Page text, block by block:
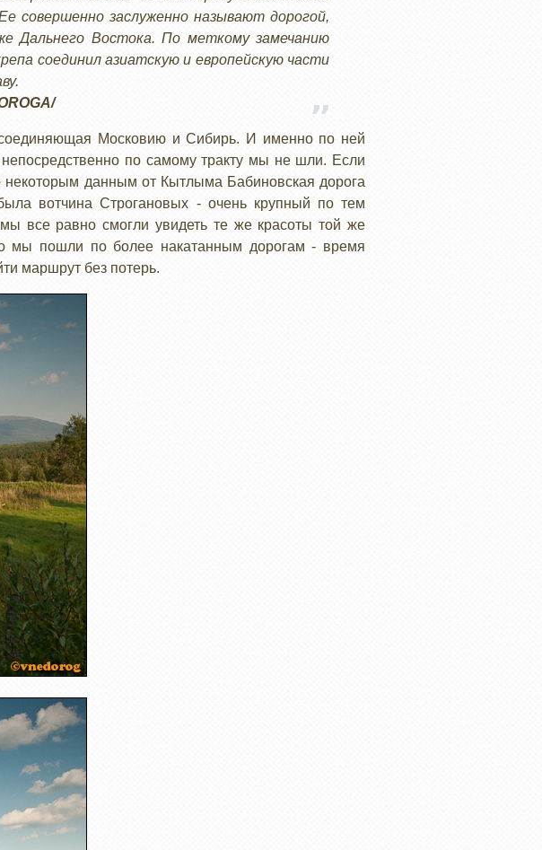
совершенно заслуженно называют дорогой,
Дальнего Востока. По меткому замечанию
соединил азиатскую и европейскую части
Московию и Сибирь. И именно по ней
по самому тракту мы не шли. Если
некоторым данным от Кытлыма Бабиновская дорога
вотчина Строгановых - очень крупный по тем
все равно смогли увидеть те же красоты той же
мы пошли по более накатанным дорогам - время
маршрут без потерь.